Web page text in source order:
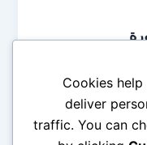
الخزانات مما لا
الامور المهمة جدا
Cookies
deliver
traffic. You can